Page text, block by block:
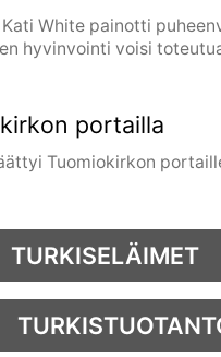
White painotti
hyvinvointi voisi
Tuomiokirkon
TURKISELÄIMET